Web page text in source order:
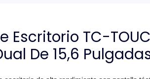
Escritorio TC-
De 15,6